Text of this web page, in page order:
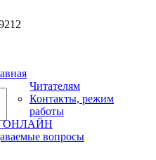
Читателям
Контакты, режим
работы
ОНЛАЙН
вопросы